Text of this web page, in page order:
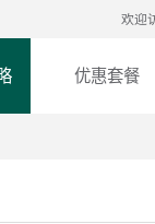
欢迎
优惠套餐